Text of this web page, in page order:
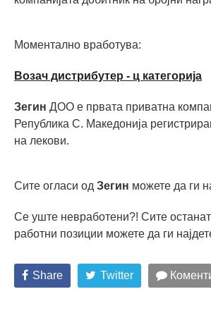
Моментално вработува:
Возач дистрибутер - ц категорија
Зегин ДОО е првата приватна
Република С. Македонија
на лекови.
Сите огласи од Зегин можете да ги
Се уште невработени?! Сите
работни позиции можете да ги
Share Twitter